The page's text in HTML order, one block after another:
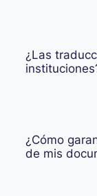
¿Las
¿Cómo
de mis